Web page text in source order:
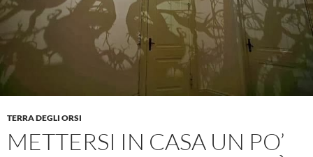
TERRA DEGLI ORSI
METTERSI IN CASA UN PO’